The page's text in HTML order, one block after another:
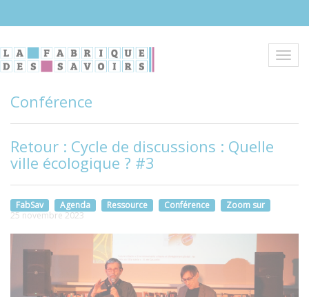
principal
Conférence
Retour : Cycle de discussions : Quelle
ville écologique ? #3
FabSav Agenda Ressource Conférence
Zoom sur
25 novembre 2023